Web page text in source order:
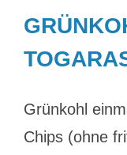
Grünkohl
Chips (ohne